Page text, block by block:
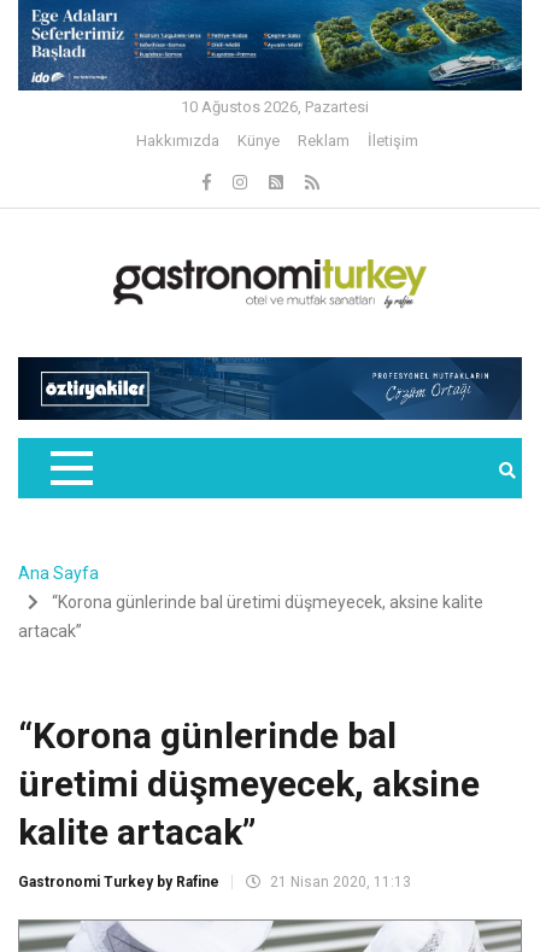
10 Ağustos 2026, Pazartesi
Hakkımızda
Künye Reklam İletişim
Ana Sayfa
“Korona günlerinde bal üretimi düşmeyecek, aksine kalite
artacak”
“Korona günlerinde bal
üretimi düşmeyecek, aksine
kalite artacak”
Gastronomi Turkey by Rafine 21 Nisan 2020, 11:13